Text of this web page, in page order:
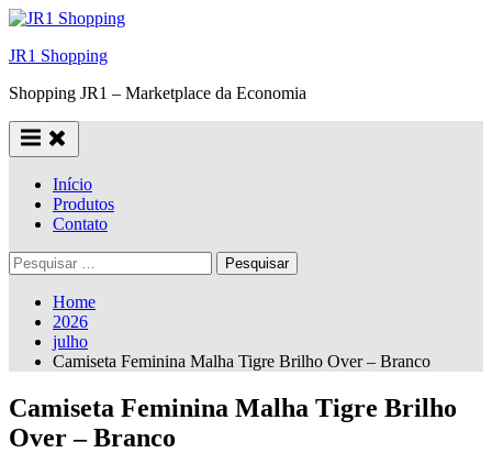
Skip
content
JR1 Shopping
Shopping JR1 – Marketplace da Economia
Início
Produtos
Contato
Pesquisar
por:
Home
2026
julho
Camiseta Feminina Malha Tigre Brilho Over – Branco
Camiseta Feminina Malha Tigre Brilho
Over – Branco